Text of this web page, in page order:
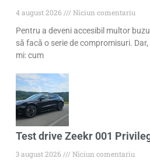
4 august 2026
Niciun comentariu
Pentru a deveni accesibil multor
să facă o serie de compromisuri.
mi: cum
Test drive Zeekr 001
3 august 2026
Niciun comentariu